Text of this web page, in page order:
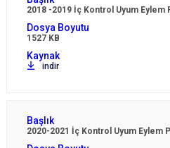
2018 -2019 İç Kontrol Uyum Eylem
1527 KB
indir
2020-2021 İç Kontrol Uyum Eylem